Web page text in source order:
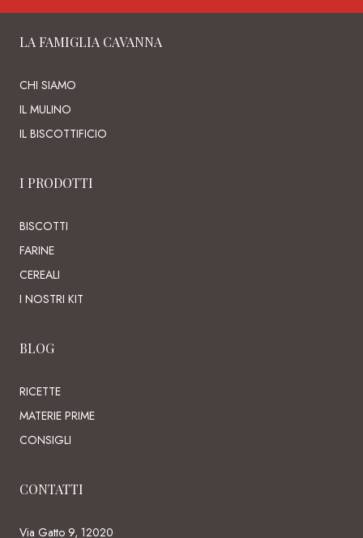
LA FAMIGLIA CAVANNA
CHI SIAMO
IL MULINO
IL BISCOTTIFICIO
I PRODOTTI
BISCOTTI
FARINE
CEREALI
I NOSTRI KIT
BLOG
RICETTE
MATERIE PRIME
CONSIGLI
CONTATTI
Via Gatto 9, 12020